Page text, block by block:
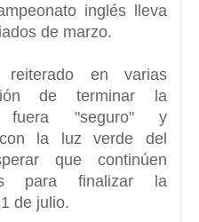
inglés lleva
de marzo.
en varias
de terminar la
fuera "seguro" y
la luz verde del
que continúen
para finalizar la
de julio.